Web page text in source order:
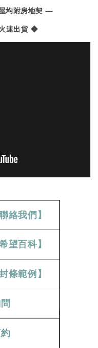
均附房地契 —
速出貨 ◆
絡我們】
望百科】
條範例】